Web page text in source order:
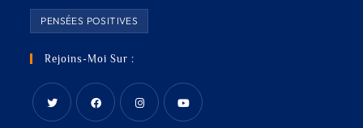
PENSÉES POSITIVES
Rejoins-Moi Sur :